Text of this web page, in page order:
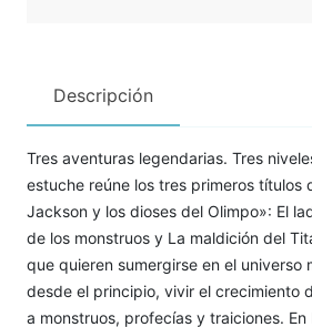
Descripción
Tres aventuras legendarias. Tres
estuche reúne los tres primeros títulos
Jackson y los dioses del Olimpo»: El
de los monstruos y La maldición del
que quieren sumergirse en el universo
desde el principio, vivir el crecimiento
a monstruos, profecías y traiciones. En